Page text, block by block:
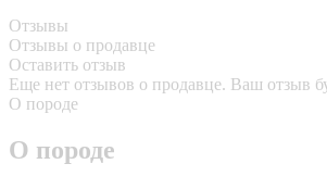
Отзывы
Отзывы о продавце
Оставить отзыв
Еще нет отзывов о продавце. Ваш отзыв
О породе
О породе